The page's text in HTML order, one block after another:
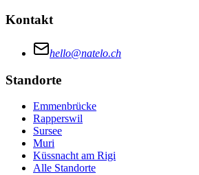
Kontakt
hello@natelo.ch
Standorte
Emmenbrücke
Rapperswil
Sursee
Muri
Küssnacht am Rigi
Alle Standorte